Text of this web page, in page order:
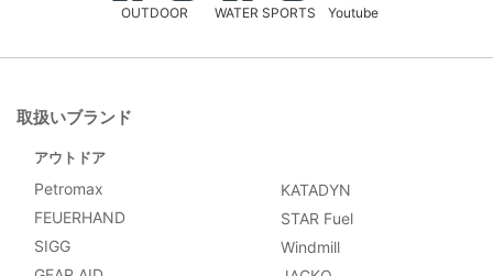
OUTDOOR WATER SPORTS Youtube
取扱いブランド
アウトドア
Petromax
FEUERHAND
SIGG
KATADYN
STAR Fuel
Windmill